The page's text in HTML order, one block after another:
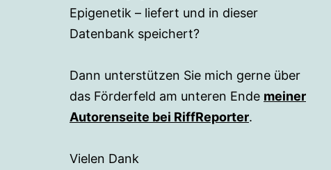
Epigenetik – liefert und in dieser
Datenbank speichert?
Dann unterstützen Sie mich gerne über
das Förderfeld am unteren Ende meiner
Autorenseite bei RiffReporter.
Vielen Dank